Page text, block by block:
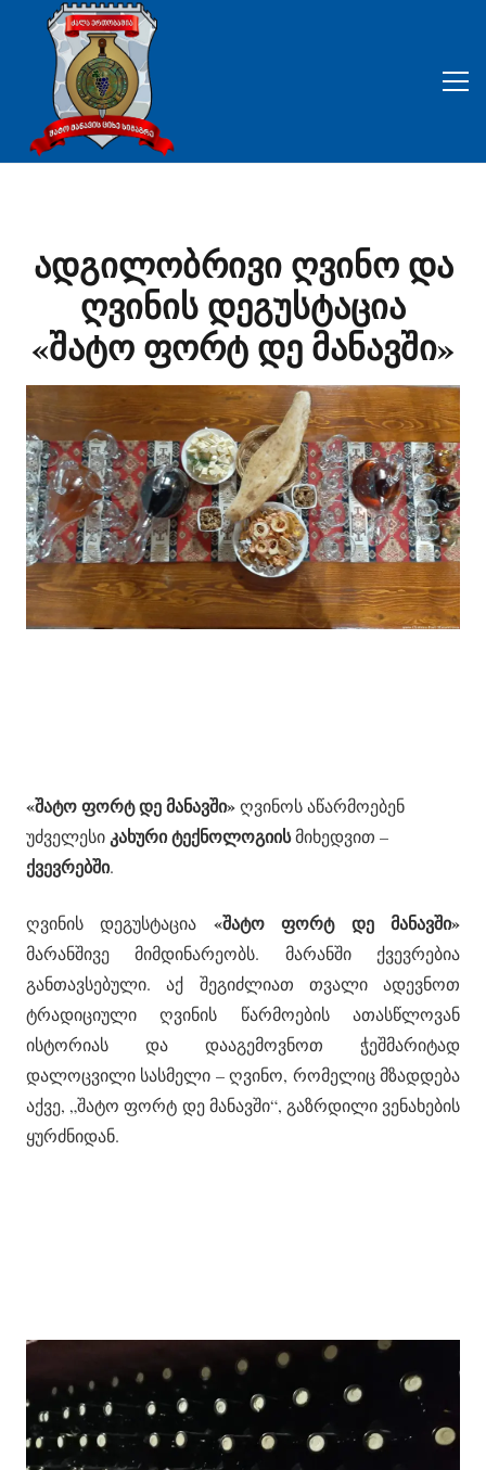
ადგილობრივი ღვინო და
ღვინის დეგუსტაცია
«შატო ფორტ დე მანავში»
«შატო ფორტ დე მანავში»ღვინოს აწარმოებენ
უძველესიკახური ტექნოლოგიისმიხედვით –
ქვევრებში.
ღვინის დეგუსტაცია «შატო ფორტ დე მანავში»
მარანშივე მიმდინარეობს. მარანში ქვევრებია
განთავსებული. აქ შეგიძლიათ თვალი ადევნოთ
ტრადიციული ღვინის წარმოების ათასწლოვან
ისტორიას და დააგემოვნოთ ჭეშმარიტად
დალოცვილი სასმელი – ღვინო, რომელიც მზადდება
აქვე, „შატო ფორტ დე მანავში“, გაზრდილი ვენახების
ყურძნიდან.